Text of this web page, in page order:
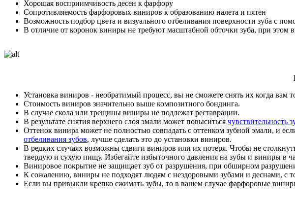
Хорошая восприимчивость десен к фарфору
Сопротивляемость фарфоровых виниров к образованию налета и пятен
Возможность подбор цвета и визуального отбеливания поверхности зуба с
В отличие от коронок виниры не требуют масштабной обточки зуба, при этом
Установка виниров - необратимый процесс, вы не сможете снять их когда вам
Стоимость виниров значительно выше композитного бондинга.
В случае скола или трещины виниры не подлежат реставрации.
В результате снятия верхнего слоя эмали может повыситься чувствительность
Оттенок винира может не полностью совпадать с оттенком зубной эмали, и
отбеливания зубов, лучше сделать это до установки виниров.
В редких случаях возможны сдвиги виниров или их потеря. Чтобы не
твердую и сухую пищу. Избегайте избыточного давления на зубы и виниры в
Винировое покрытие не защищает зуб от разрушения, при обширном
К сожалению, виниры не подходят людям с нездоровыми зубами и деснами, с
Если вы привыкли крепко сжимать зубы, то в вашем случае фарфоровые